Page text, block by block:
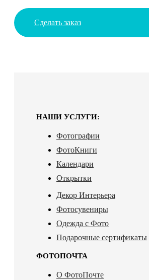
Сделать заказ
НАШИ УСЛУГИ:
Фотографии
ФотоКниги
Календари
Открытки
Декор Интерьера
Фотосувениры
Одежда с Фото
Подарочные сертификаты
ФОТОПОЧТА
О ФотоПочте